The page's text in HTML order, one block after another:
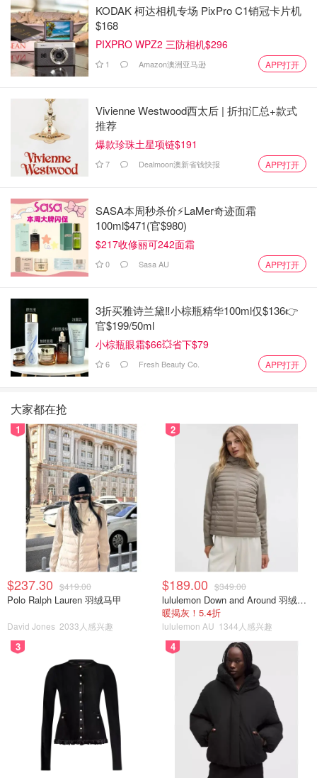
KODAK 柯达相机专场 PixPro C1销冠卡片机
$168
PIXPRO WPZ2 三防相机$296
1 Amazon澳洲亚马逊 APP打开
Vivienne Westwood西太后 | 折扣汇总+款式
推荐
爆款珍珠土星项链$191
7 Dealmoon澳新省钱快报 APP打开
SASA本周秒杀价⚡️LaMer奇迹面霜
100ml$471(官$980)
$217收修丽可242面霜
0 Sasa AU APP打开
3折买雅诗兰黛‼️小棕瓶精华100ml仅$136👉
官$199/50ml
小棕瓶眼霜$66💥省下$79
6 Fresh Beauty Co. APP打开
大家都在抢
1
$237.30 $419.00
Polo Ralph Lauren 羽绒马甲
David Jones 2033人感兴趣
2
$189.00 $349.00
lululemon Down and Around 羽绒夹克
暖揭灰！5.4折
lululemon AU 1344人感兴趣
3 4